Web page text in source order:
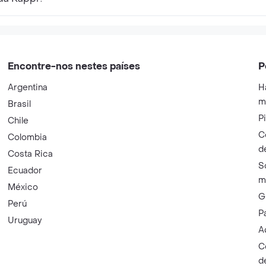
Encontre-nos nestes países
Argentina
Brasil
Chile
Colombia
Costa Rica
Ecuador
México
Perú
Uruguay